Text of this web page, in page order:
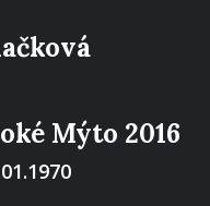
Mýto 2016